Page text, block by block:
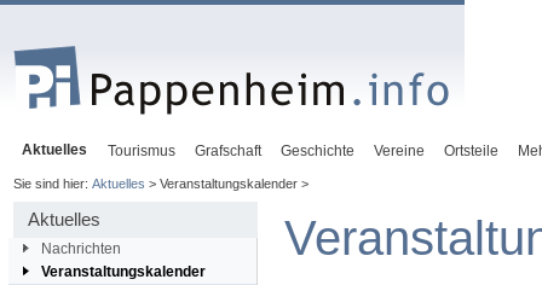
Aktuelles Tourismus Grafschaft Geschichte Vereine Ortsteile
Sie sind hier: Aktuelles > Veranstaltungskalender >
Aktuelles
Nachrichten
Veranstaltungskalender